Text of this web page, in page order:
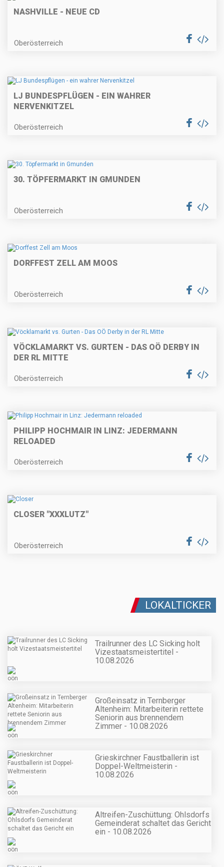
NASHVILLE - NEUE CD
Oberösterreich
LJ BUNDESPFLÜGEN - EIN WAHRER
NERVENKITZEL
Oberösterreich
30. TÖPFERMARKT IN GMUNDEN
Oberösterreich
DORFFEST ZELL AM MOOS
Oberösterreich
VÖCKLAMARKT VS. GURTEN - DAS OÖ DERBY IN
DER RL MITTE
Oberösterreich
PHILIPP HOCHMAIR IN LINZ: JEDERMANN
RELOADED
Oberösterreich
CLOSER "XXXLUTZ"
Oberösterreich
LOKALTICKER
Trailrunner des LC Sicking holt
Vizestaatsmeistertitel -
10.08.2026
Großeinsatz in Ternberger
Altenheim: Mitarbeiterin rettete
Seniorin aus brennendem
Zimmer - 10.08.2026
Grieskirchner Faustballerin ist
Doppel-Weltmeisterin -
10.08.2026
Altreifen-Zuschüttung: Ohlsdorfs
Gemeinderat schaltet das Gericht
ein - 10.08.2026